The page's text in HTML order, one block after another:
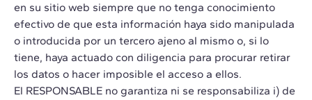
en su sitio web siempre que no tenga conocimiento
efectivo de que esta información haya sido manipulada
o introducida por un tercero ajeno al mismo o, si lo
tiene, haya actuado con diligencia para procurar retirar
los datos o hacer imposible el acceso a ellos.
El RESPONSABLE no garantiza ni se responsabiliza i) de